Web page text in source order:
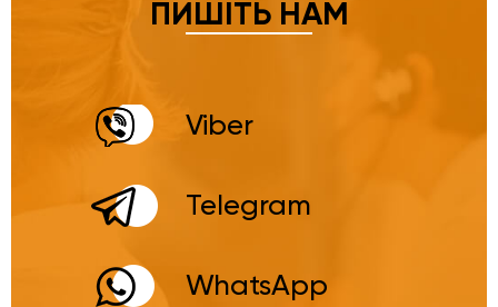
ПИШІТЬ НАМ
Viber
Telegram
WhatsApp